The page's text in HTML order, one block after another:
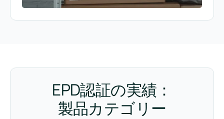
EPD認証の実績：
製品カテゴリー